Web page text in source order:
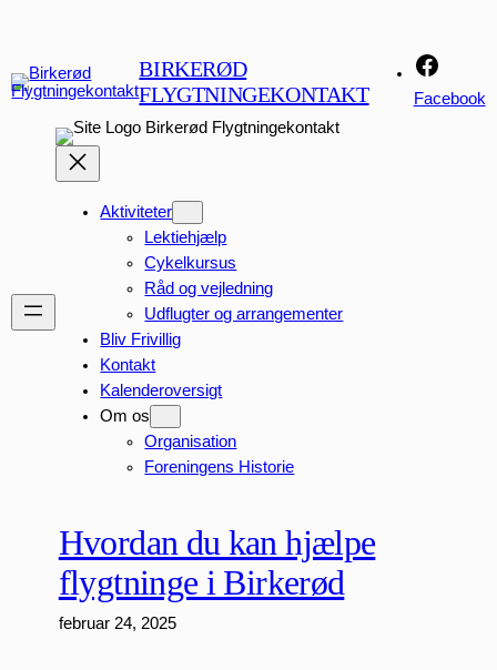
indhold
BIRKERØD
FLYGTNINGEKONTAKT
Facebook
Birkerød Flygtningekontakt
Aktiviteter
Lektiehjælp
Cykelkursus
Råd og vejledning
Udflugter og arrangementer
Bliv Frivillig
Kontakt
Kalenderoversigt
Om os
Organisation
Foreningens Historie
Hvordan du kan hjælpe
flygtninge i Birkerød
februar 24, 2025